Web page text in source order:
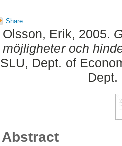
Share
Olsson, Erik, 2005.
möjligheter och
SLU, Dept. of
Abstract